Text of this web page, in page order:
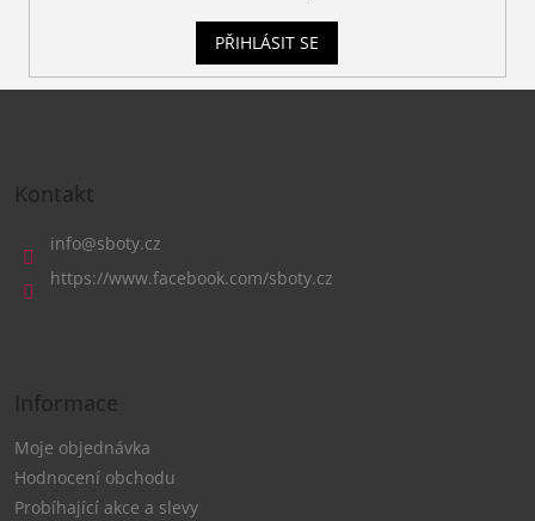
PŘIHLÁSIT SE
Kontakt
info@sboty.cz
https://www.facebook.com/sboty.cz
Informace
Moje objednávka
Hodnocení obchodu
Probíhající akce a slevy